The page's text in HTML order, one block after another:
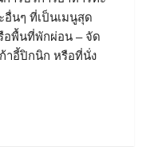
อื่นๆ ที่เป็นเมนูสุด
อพื้นที่พักผ่อน – จัด
าอี้ปิกนิก หรือที่นั่ง